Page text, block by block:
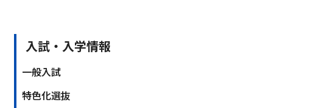
入試・入学情報
一般入試
特色化選抜